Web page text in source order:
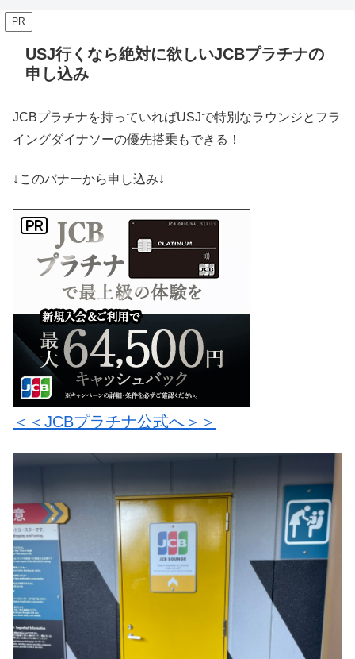
PR
USJ行くなら絶対に欲しいJCBプラチナの
申し込み
JCBプラチナを持っていればUSJで特別なラウンジとフラ
イングダイナソーの優先搭乗もできる！
↓このバナーから申し込み↓
＜＜JCBプラチナ公式へ＞＞